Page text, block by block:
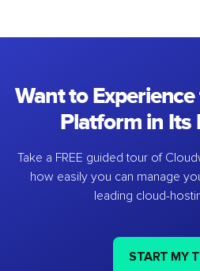
Want to
Platform in Its
Take a FREE guided tour of
how easily you can manage
leading cloud-
START MY